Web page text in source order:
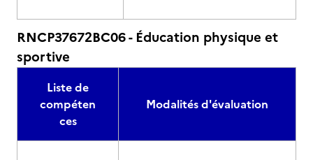
RNCP37672BC06 - Éducation physique et
sportive
Liste de
compéten
ces
Modalités d'évaluation